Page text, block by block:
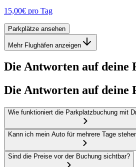
15,00€ pro Tag
Parkplätze ansehen
Mehr Flughäfen anzeigen
Die Antworten auf deine
Die Antworten auf deine
Wie funktioniert die Parkplatzbuchung mit
Kann ich mein Auto für mehrere Tage
Sind die Preise vor der Buchung sichtbar?